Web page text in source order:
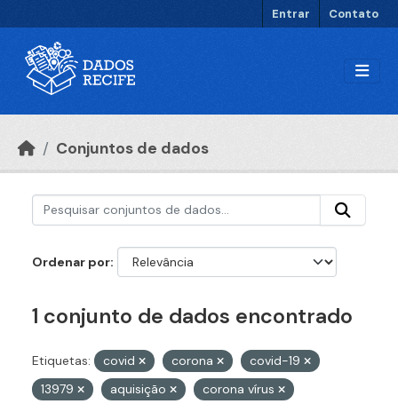
Entrar Contato
Conjuntos de dados
Ordenar por
1 conjunto de dados encontrado
Etiquetas: covid corona
covid-19
13979
aquisição
corona vírus